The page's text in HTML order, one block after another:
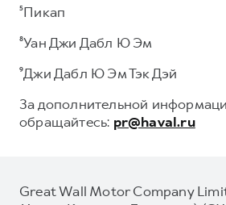
⁵Пикап
⁸Уан Джи Дабл Ю Эм
⁹Джи Дабл Ю Эм Тэк Дэй
За дополнительной
обращайтесь: pr@haval.ru
Great Wall Motor Company